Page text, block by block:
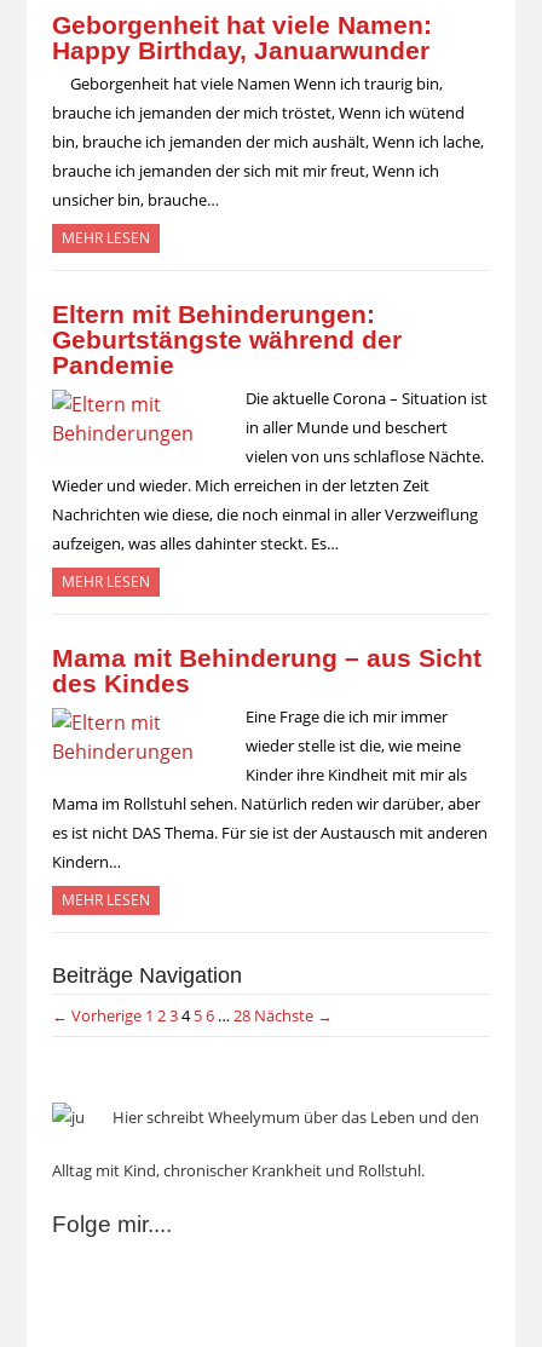
Geborgenheit hat viele Namen:
Happy Birthday, Januarwunder
Geborgenheit hat viele Namen Wenn ich traurig bin,
brauche ich jemanden der mich tröstet, Wenn ich wütend
bin, brauche ich jemanden der mich aushält, Wenn ich lache,
brauche ich jemanden der sich mit mir freut, Wenn ich
unsicher bin, brauche…
MEHR LESEN
Eltern mit Behinderungen:
Geburtstängste während der
Pandemie
Die aktuelle Corona – Situation ist
in aller Munde und beschert
vielen von uns schlaflose Nächte.
Wieder und wieder. Mich erreichen in der letzten Zeit
Nachrichten wie diese, die noch einmal in aller Verzweiflung
aufzeigen, was alles dahinter steckt. Es…
MEHR LESEN
Mama mit Behinderung – aus Sicht
des Kindes
Eine Frage die ich mir immer
wieder stelle ist die, wie meine
Kinder ihre Kindheit mit mir als
Mama im Rollstuhl sehen. Natürlich reden wir darüber, aber
es ist nicht DAS Thema. Für sie ist der Austausch mit anderen
Kindern…
MEHR LESEN
Beiträge Navigation
← Vorherige 1 234 56 …28 Nächste →
Hier schreibt Wheelymum über das Leben und den
Alltag mit Kind, chronischer Krankheit und Rollstuhl.
Folge mir....